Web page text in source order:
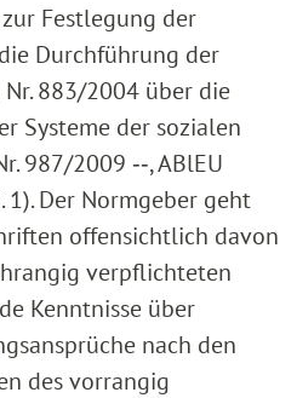
Festlegung der
Durchführung der
Nr. 883/2004 über die
Systeme der sozialen
987/2009 ‑‑, ABlEU
1). Der Normgeber geht
offensichtlich davon
verpflichteten
Kenntnisse über
nach den
des vorrangig